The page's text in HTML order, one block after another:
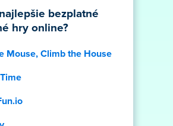
bezplatné
hry online?
Mouse, Climb the House